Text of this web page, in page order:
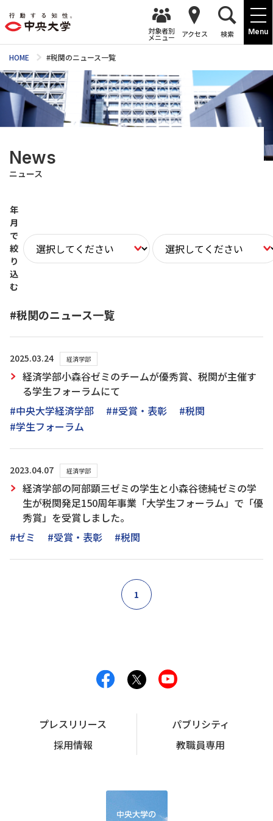
Menu
対象者別
メニュー アクセス 検索
HOME #税関のニュース一覧
News
ニュース
年
月
で
絞
り
込
む
#税関のニュース一覧
2025.03.24 経済学部
経済学部小森谷ゼミのチームが優秀賞、税関が主催す
る学生フォーラムにて
#中央大学経済学部
##受賞・表彰
#税関
#学生フォーラム
2023.04.07 経済学部
経済学部の阿部顕三ゼミの学生と小森谷徳純ゼミの学
生が税関発足150周年事業「大学生フォーラム」で「優
秀賞」を受賞しました。
#ゼミ
#受賞・表彰 #税関
1
プレスリリース
パブリシティ
採用情報
教職員専用